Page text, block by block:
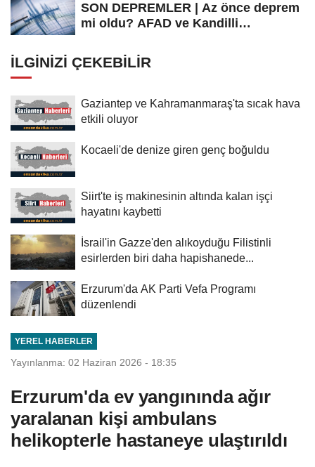
SON DEPREMLER | Az önce deprem
mi oldu? AFAD ve Kandilli
İLGINIZI ÇEKEBILIR
Gaziantep ve Kahramanmaraş'ta sıcak hava
etkili oluyor
Kocaeli'de denize giren genç boğuldu
Siirt'te iş makinesinin altında kalan işçi
hayatını kaybetti
İsrail'in Gazze'den alıkoyduğu Filistinli
esirlerden biri daha hapishanede...
Erzurum'da AK Parti Vefa Programı
düzenlendi
YEREL HABERLER
Yayınlanma: 02 Haziran 2026 - 18:35
Erzurum'da ev yangınında ağır
yaralanan kişi ambulans
helikopterle hastaneye ulaştırıldı